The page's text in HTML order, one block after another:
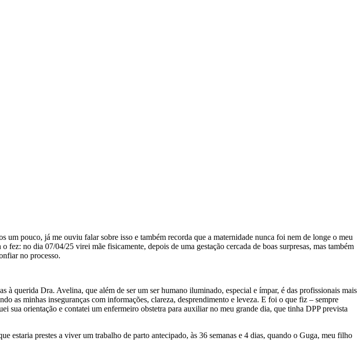
pouco, já me ouviu falar sobre isso e também recorda que a maternidade nunca foi nem de longe o meu
o fez: no dia 07/04/25 virei mãe fisicamente, depois de uma gestação cercada de boas surpresas, mas também
no processo.
à querida Dra. Avelina, que além de ser um ser humano iluminado, especial e ímpar, é das profissionais mais
as minhas inseguranças com informações, clareza, desprendimento e leveza. E foi o que fiz – sempre
sua orientação e contatei um enfermeiro obstetra para auxiliar no meu grande dia, que tinha DPP prevista
estaria prestes a viver um trabalho de parto antecipado, às 36 semanas e 4 dias, quando o Guga, meu filho